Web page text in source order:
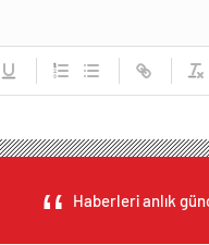
Haberleri anlık